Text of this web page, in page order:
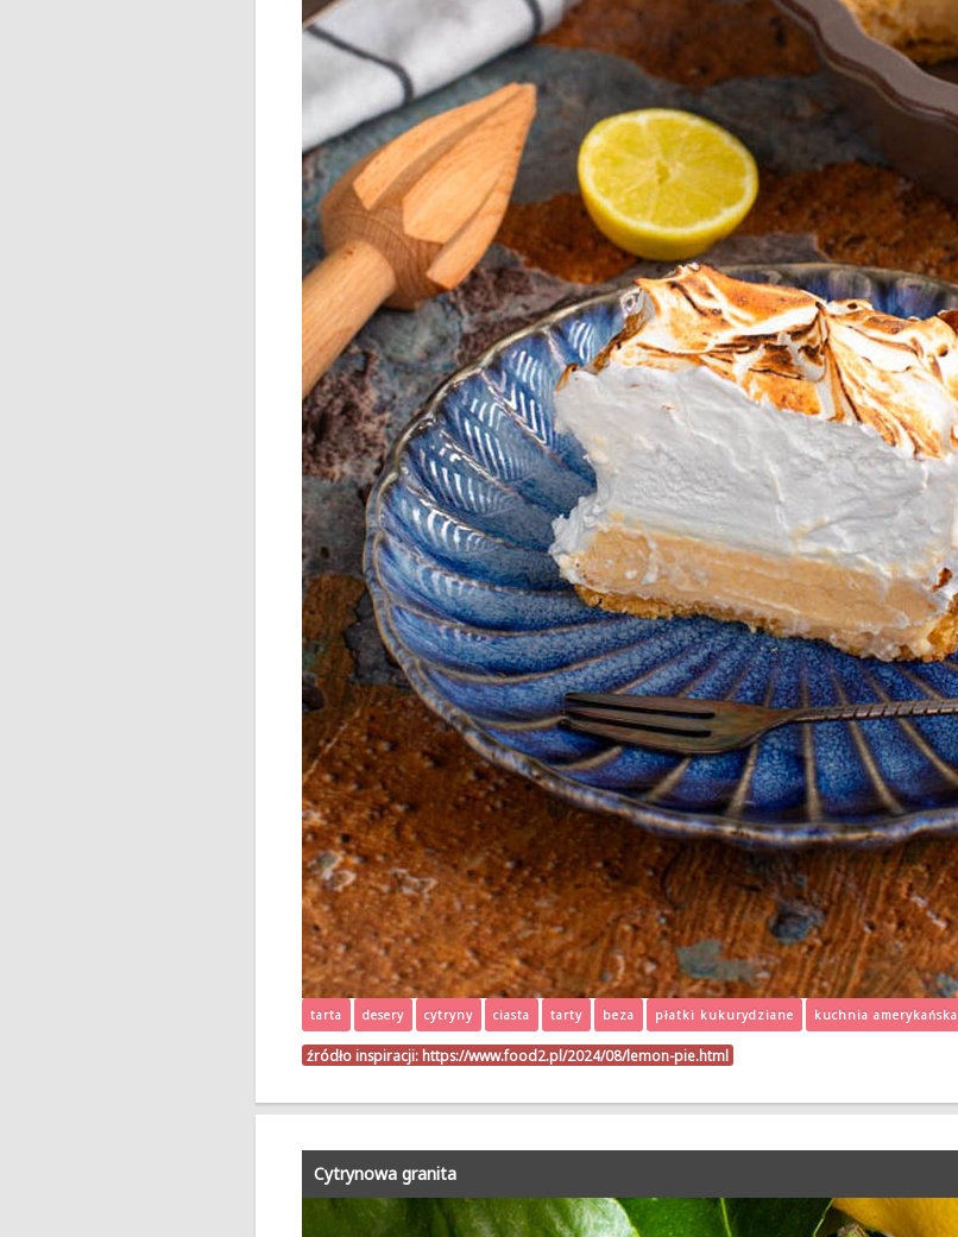
tarta desery cytryny ciasta tarty beza płatki kukurydziane kuchnia amerykańska
źródło inspiracji: https://www.food2.pl/2024/08/lemon-pie.html
Cytrynowa granita